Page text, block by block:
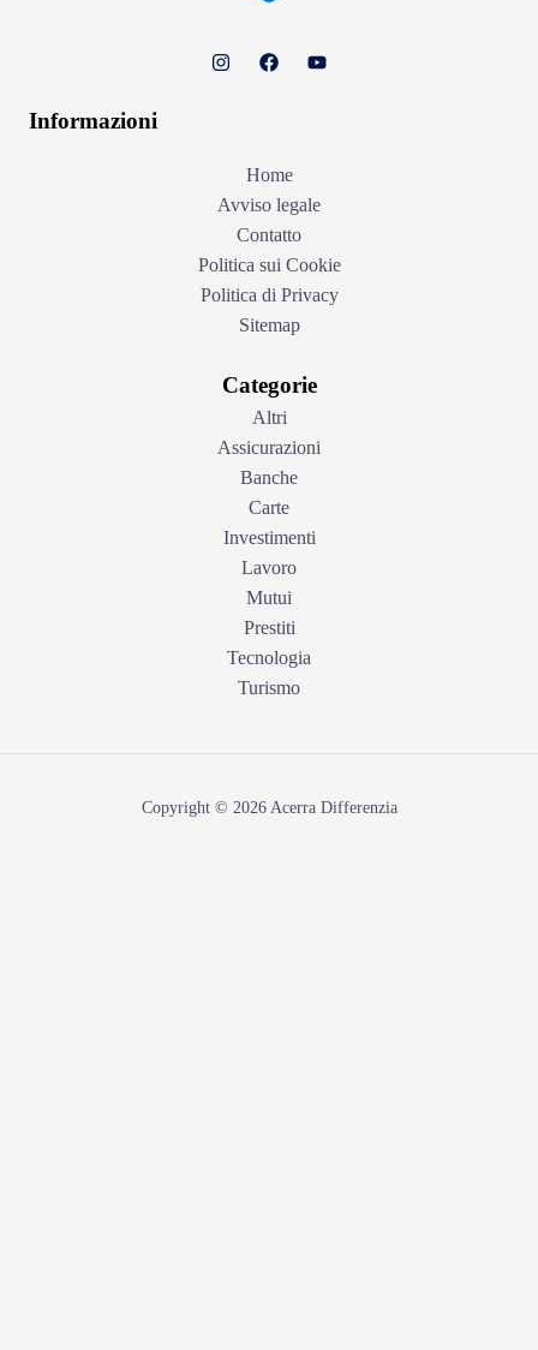
Informazioni
Home
Avviso legale
Contatto
Politica sui Cookie
Politica di Privacy
Sitemap
Categorie
Altri
Assicurazioni
Banche
Carte
Investimenti
Lavoro
Mutui
Prestiti
Tecnologia
Turismo
Copyright © 2026 Acerra Differenzia